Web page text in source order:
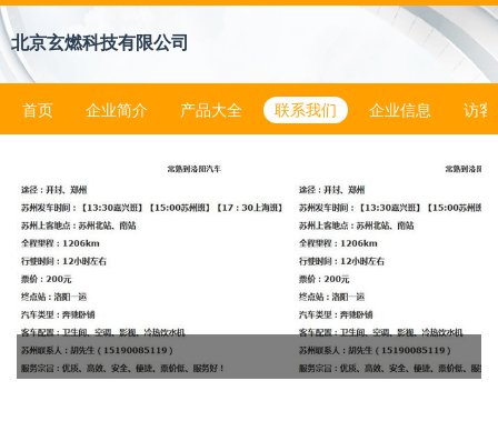
北京玄燃科技有限公司
首页 企业简介 产品大全 联系我们 企业信息 访客